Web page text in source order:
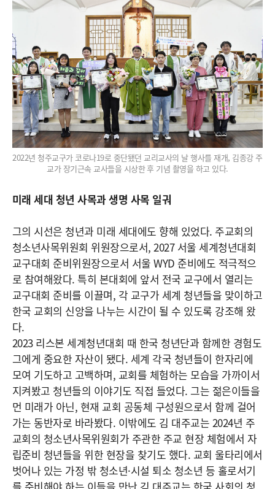
2022년 청주교구가 코로나19로 중단됐던 교리교사의 날 행사를 재개, 김종강 주
교가 장기근속 교사들을 시상한 후 기념 촬영을 하고 있다.
미래 세대 청년 사목과 생명 사목 일궈
그의 시선은 청년과 미래 세대에도 향해 있었다. 주교회의
청소년사목위원회 위원장으로서, 2027 서울 세계청년대회
교구대회 준비위원장으로서 서울 WYD 준비에도 적극적으
로 참여해왔다. 특히 본대회에 앞서 전국 교구에서 열리는
교구대회 준비를 이끌며, 각 교구가 세계 청년들을 맞이하고
한국 교회의 신앙을 나누는 시간이 될 수 있도록 강조해 왔
다.
2023 리스본 세계청년대회 때 한국 청년단과 함께한 경험도
그에게 중요한 자산이 됐다. 세계 각국 청년들이 한자리에
모여 기도하고 고백하며, 교회를 체험하는 모습을 가까이서
지켜봤고 청년들의 이야기도 직접 들었다. 그는 젊은이들을
먼 미래가 아닌, 현재 교회 공동체 구성원으로서 함께 걸어
가는 동반자로 바라봤다. 이밖에도 김 대주교는 2024년 주
교회의 청소년사목위원회가 주관한 주교 현장 체험에서 자
립준비 청년들을 위한 현장을 찾기도 했다. 교회 울타리에서
벗어나 있는 가정 밖 청소년·시설 퇴소 청소년 등 홀로서기